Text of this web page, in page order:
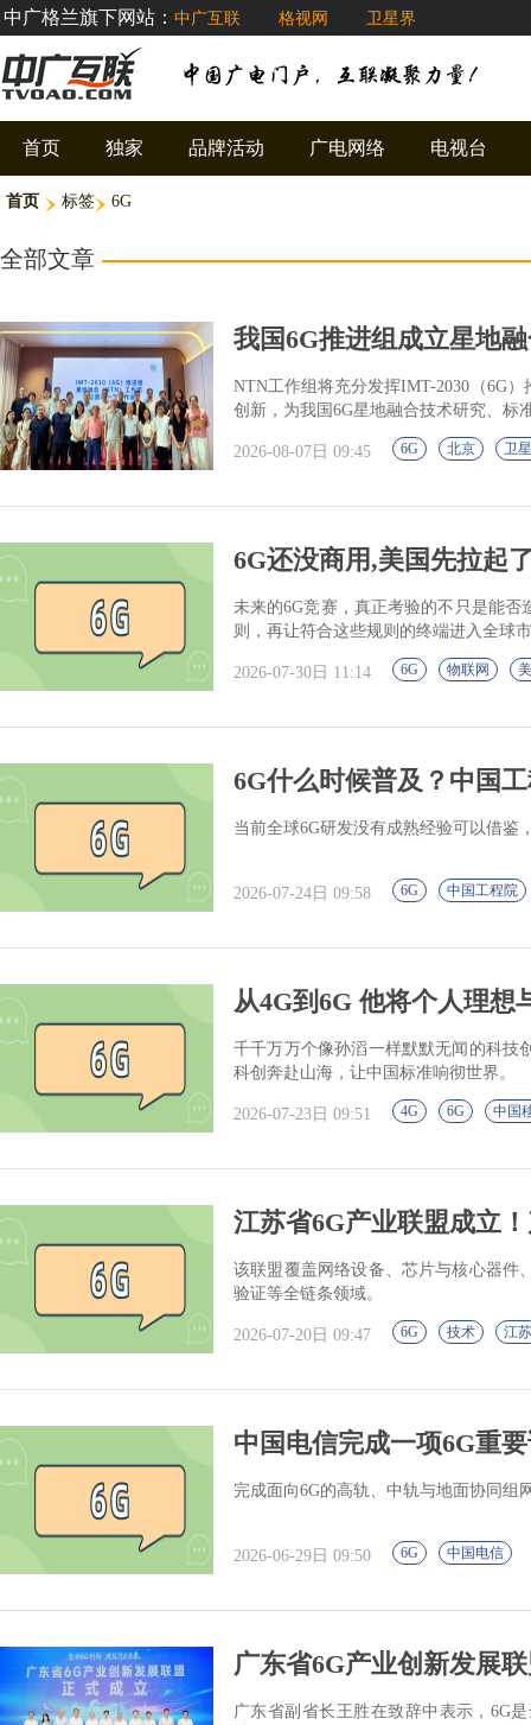
中广格兰旗下网站： 中广互联 格视网 卫星界
首页 独家 品牌活动 广电网络 电视台
首页 标签 6G
全部文章
我国6G推进组成立星地
NTN工作组将充分发挥IMT-2030（6G
创新，为我国6G星地融合技术研究、标
2026-08-07日 09:45 6G 北京 卫
6G还没商用,美国先拉起
未来的6G竞赛，真正考验的不只是能
则，再让符合这些规则的终端进入全球
2026-07-30日 11:14 6G 物联网
6G什么时候普及？中国
当前全球6G研发没有成熟经验可以借鉴
2026-07-24日 09:58 6G 中国工程院
从4G到6G 他将个人理想
千千万万个像孙滔一样默默无闻的科技
科创奔赴山海，让中国标准响彻世界。
2026-07-23日 09:51 4G 6G 中国
江苏省6G产业联盟成立
该联盟覆盖网络设备、芯片与核心器件
验证等全链条领域。
2026-07-20日 09:47 6G 技术 江苏
中国电信完成一项6G重
完成面向6G的高轨、中轨与地面协同组
2026-06-29日 09:50 6G 中国电信
广东省6G产业创新发展
广东省副省长王胜在致辞中表示，6G